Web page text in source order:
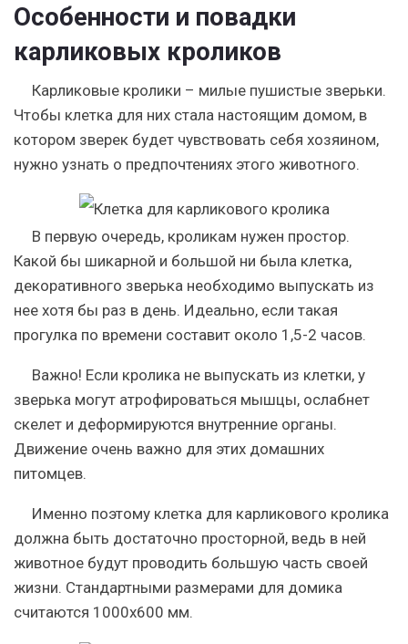
Особенности и повадки
карликовых кроликов
Карликовые кролики – милые пушистые зверьки.
Чтобы клетка для них стала настоящим домом, в
котором зверек будет чувствовать себя хозяином,
нужно узнать о предпочтениях этого животного.
В первую очередь, кроликам нужен простор.
Какой бы шикарной и большой ни была клетка,
декоративного зверька необходимо выпускать из
нее хотя бы раз в день. Идеально, если такая
прогулка по времени составит около 1,5-2 часов.
Важно! Если кролика не выпускать из клетки, у
зверька могут атрофироваться мышцы, ослабнет
скелет и деформируются внутренние органы.
Движение очень важно для этих домашних
питомцев.
Именно поэтому клетка для карликового кролика
должна быть достаточно просторной, ведь в ней
животное будут проводить большую часть своей
жизни. Стандартными размерами для домика
считаются 1000х600 мм.